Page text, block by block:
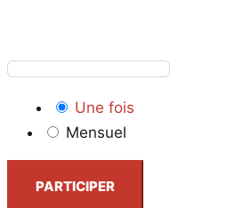
Une fois
Mensuel
PARTICIPER